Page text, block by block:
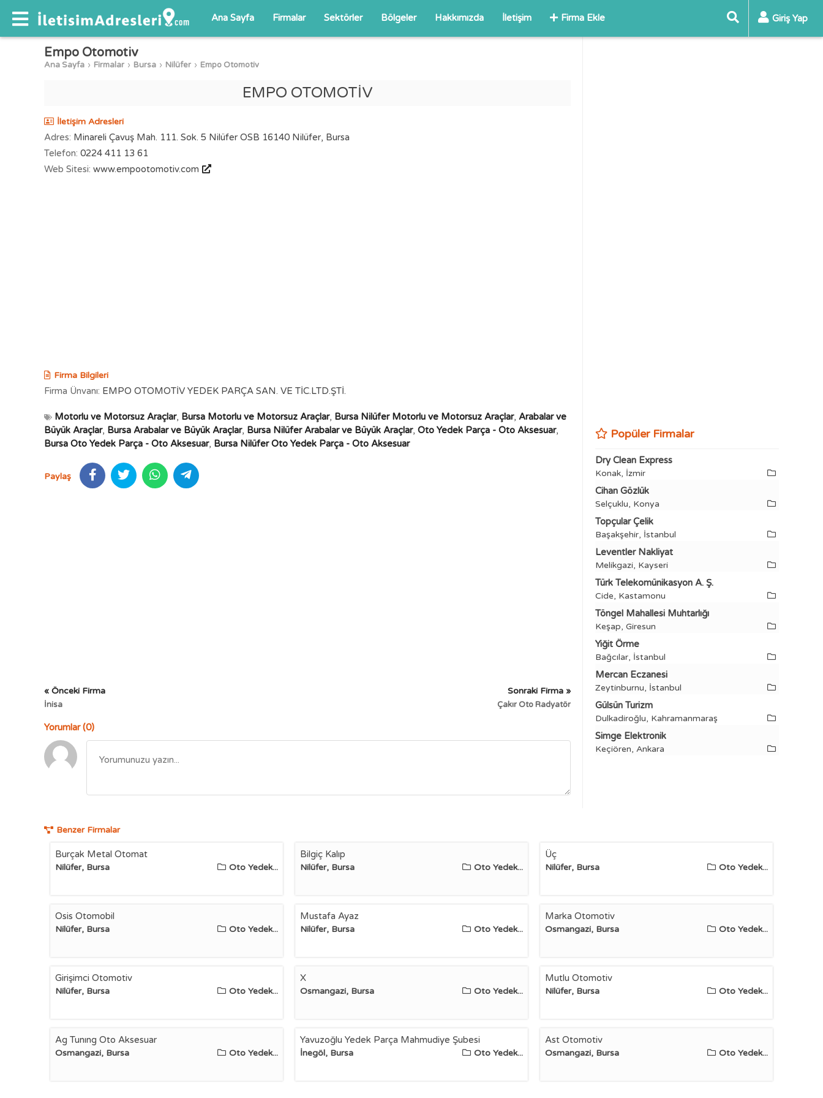
Ana Sayfa Firmalar Sektörler Bölgeler Hakkımızda İletişim Firma Ekle Giriş Yap
Empo Otomotiv
Ana Sayfa Firmalar Bursa Nilüfer Empo Otomotiv
EMPO OTOMOTİV
İletişim Adresleri
Adres: Minareli Çavuş Mah. 111. Sok. 5 Nilüfer OSB 16140 Nilüfer, Bursa
Telefon: 0224 411 13 61
Web Sitesi: www.empootomotiv.com
Firma Bilgileri
Firma Ünvanı: EMPO OTOMOTİV YEDEK PARÇA SAN. VE TİC.LTD.ŞTİ.
Motorlu ve Motorsuz Araçlar, Bursa Motorlu ve Motorsuz Araçlar, Bursa Nilüfer Motorlu ve Motorsuz Araçlar, Arabalar ve
Büyük Araçlar, Bursa Arabalar ve Büyük Araçlar, Bursa Nilüfer Arabalar ve Büyük Araçlar, Oto Yedek Parça - Oto Aksesuar,
Bursa Oto Yedek Parça - Oto Aksesuar, Bursa Nilüfer Oto Yedek Parça - Oto Aksesuar
Paylaş
« Önceki Firma
İnisa
Sonraki Firma »
Çakır Oto Radyatör
Yorumlar (0)
Popüler Firmalar
Dry Clean Express
Konak, İzmir
Cihan Gözlük
Selçuklu, Konya
Topçular Çelik
Başakşehir, İstanbul
Leventler Nakliyat
Melikgazi, Kayseri
Türk Telekomünikasyon A. Ş.
Cide, Kastamonu
Töngel Mahallesi Muhtarlığı
Keşap, Giresun
Yiğit Örme
Bağcılar, İstanbul
Mercan Eczanesi
Zeytinburnu, İstanbul
Gülsün Turizm
Dulkadiroğlu, Kahramanmaraş
Simge Elektronik
Keçiören, Ankara
Benzer Firmalar
Burçak Metal Otomat
Nilüfer, Bursa Oto Yedek...
Bilgiç Kalıp
Nilüfer, Bursa Oto Yedek...
Üç
Nilüfer, Bursa Oto Yedek...
Osis Otomobil
Nilüfer, Bursa Oto Yedek...
Mustafa Ayaz
Nilüfer, Bursa Oto Yedek...
Marka Otomotiv
Osmangazi, Bursa Oto Yedek...
Girişimci Otomotiv
Nilüfer, Bursa Oto Yedek...
X
Osmangazi, Bursa Oto Yedek...
Mutlu Otomotiv
Nilüfer, Bursa Oto Yedek...
Ag Tunıng Oto Aksesuar
Osmangazi, Bursa Oto Yedek...
Yavuzoğlu Yedek Parça Mahmudiye Şubesi
İnegöl, Bursa Oto Yedek...
Ast Otomotiv
Osmangazi, Bursa Oto Yedek...